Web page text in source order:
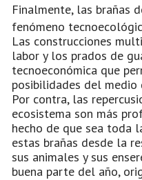
Finalmente, las brañas
fenómeno
Las construcciones
labor y los prados de
tecnoeconómica que
posibilidades del medio
Por contra, las
ecosistema son más
hecho de que sea toda
estas brañas desde la
sus animales y sus
buena parte del año,